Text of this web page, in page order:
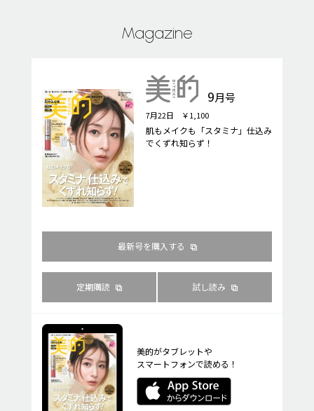
Magazine
9月号
7月22日 ￥1,100
肌もメイクも「スタミナ」仕込み
でくずれ知らず！
最新号を購入する
定期購読 試し読み
美的がタブレットや
スマートフォンで読める！